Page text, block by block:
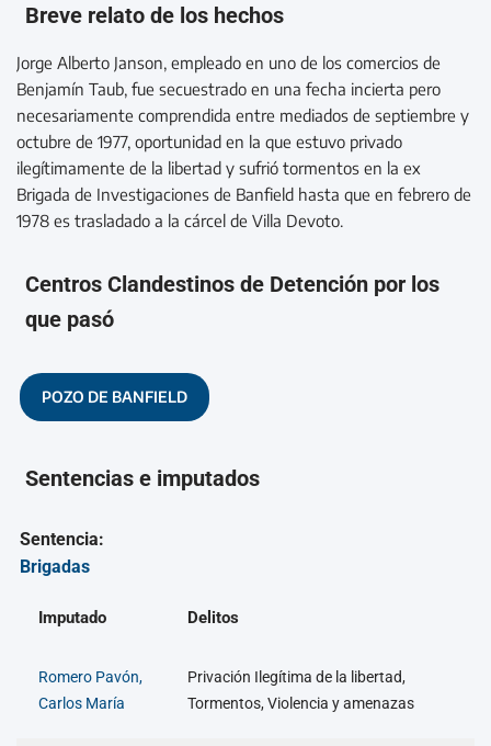
Breve relato de los hechos
Jorge Alberto Janson, empleado en uno de los comercios de
Benjamín Taub, fue secuestrado en una fecha incierta pero
necesariamente comprendida entre mediados de septiembre y
octubre de 1977, oportunidad en la que estuvo privado
ilegítimamente de la libertad y sufrió tormentos en la ex
Brigada de Investigaciones de Banfield hasta que en febrero de
1978 es trasladado a la cárcel de Villa Devoto.
Centros Clandestinos de Detención por los
que pasó
POZO DE BANFIELD
Sentencias e imputados
Sentencia:
Brigadas
Imputado Delitos
Romero Pavón,
Carlos María
Privación Ilegítima de la libertad,
Tormentos, Violencia y amenazas